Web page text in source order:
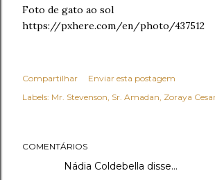
Foto de gato ao sol
https://pxhere.com/en/photo/437512
Compartilhar
Enviar esta postagem
Labels: Mr. Stevenson Sr. Amadan Zoraya
COMENTÁRIOS
Nádia Coldebella disse…